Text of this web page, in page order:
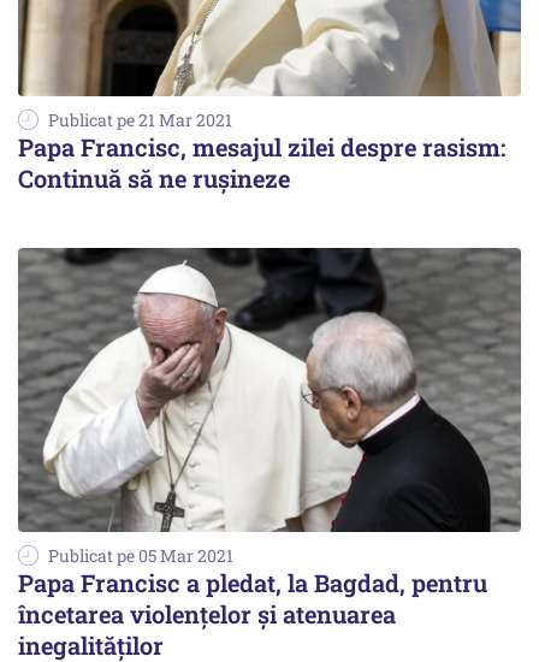
Publicat pe 21 Mar 2021
Papa Francisc, mesajul zilei despre rasism:
Continuă să ne ruşineze
Publicat pe 05 Mar 2021
Papa Francisc a pledat, la Bagdad, pentru
încetarea violenţelor şi atenuarea
inegalităţilor